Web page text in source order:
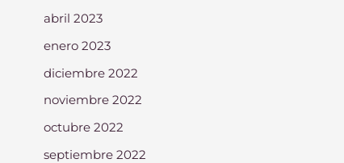
abril 2023
enero 2023
diciembre 2022
noviembre 2022
octubre 2022
septiembre 2022